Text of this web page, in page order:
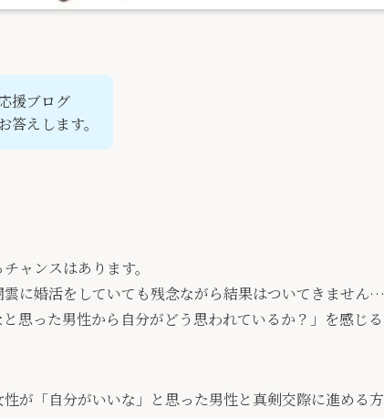
援ブログ
えします。
ャンスはあります。
に婚活をしていても残念ながら結果はついてきません…
思った男性から自分がどう思われているか？ 」を感じる
が「自分がいいな」と思った男性と真剣交際に進める方